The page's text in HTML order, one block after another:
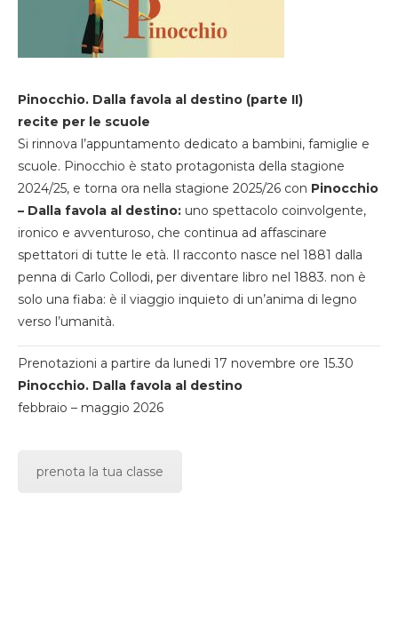
Pinocchio. Dalla favola al destino (parte II)
recite per le scuole
Si rinnova l’appuntamento dedicato a bambini, famiglie e
scuole. Pinocchio è stato protagonista della stagione
2024/25, e torna ora nella stagione 2025/26 con Pinocchio
– Dalla favola al destino: uno spettacolo coinvolgente,
ironico e avventuroso, che continua ad affascinare
spettatori di tutte le età. Il racconto nasce nel 1881 dalla
penna di Carlo Collodi, per diventare libro nel 1883. non è
solo una fiaba: è il viaggio inquieto di un’anima di legno
verso l’umanità.
Prenotazioni a partire da lunedi 17 novembre ore 15.30
Pinocchio. Dalla favola al destino
febbraio – maggio 2026
prenota la tua classe